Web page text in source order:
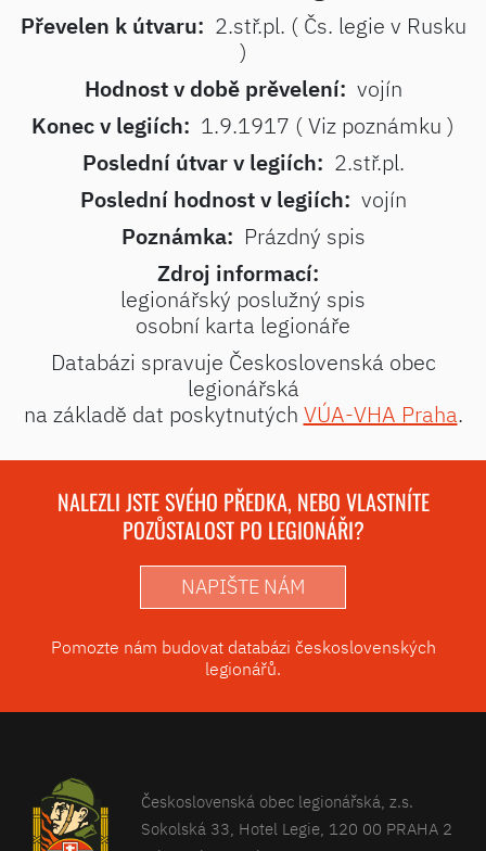
Převelen k útvaru: 2.stř.pl. ( Čs. legie v Rusku
)
Hodnost v době prěvelení: vojín
Konec v legiích: 1.9.1917 ( Viz poznámku )
Poslední útvar v legiích: 2.stř.pl.
Poslední hodnost v legiích: vojín
Poznámka: Prázdný spis
Zdroj informací:
legionářský poslužný spis
osobní karta legionáře
Databázi spravuje Československá obec
legionářská
na základě dat poskytnutých VÚA-VHA Praha.
NALEZLI JSTE SVÉHO PŘEDKA, NEBO VLASTNÍTE
POZŮSTALOST PO LEGIONÁŘI?
NAPIŠTE NÁM
Pomozte nám budovat databázi československých
legionářů.
Československá obec legionářská, z.s.
Sokolská 33, Hotel Legie, 120 00 PRAHA 2